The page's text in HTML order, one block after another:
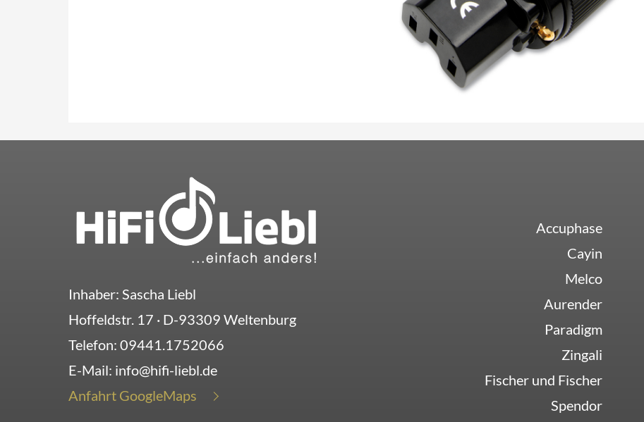
Inhaber: Sascha Liebl
Hoffeldstr. 17 · D-93309 Weltenburg
Telefon: 09441.1752066
E-Mail: info@hifi-liebl.de
Anfahrt GoogleMaps
Accuphase
Cayin
Melco
Aurender
Paradigm
Zingali
Fischer und Fischer
Spendor